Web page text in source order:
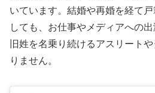
いています。結婚や再婚を経て
しても、お仕事やメディアへの
旧姓を名乗り続けるアスリート
りません。